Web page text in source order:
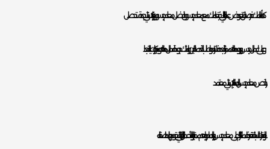
كما أمامك فرصة لن تعوض عميلنا الغالي فبتعاملك مع معلم جبسون افضل معلم جبسون بورد باكستاني بجدة ستحصل
و على اعمال جبس بورد ودهانات ممتازة جده فلا تتردد واطلب الخدمة الحين وامتلك جودة اعمال دهانات وديكورات عالية جدا.
ارخص معلم جبس بالدمام باكستاني معتمد
و بالفقرات السابقة تعرفنا عملائنا الكرام على معلم جبس بورد الدمام واهم مميزاته والأعمال الرائعة التي يقوم بها، علمنا صفاته